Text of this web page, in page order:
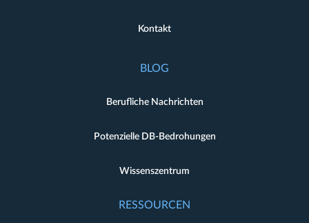
Kontakt
BLOG
Berufliche Nachrichten
Potenzielle DB-Bedrohungen
Wissenszentrum
RESSOURCEN